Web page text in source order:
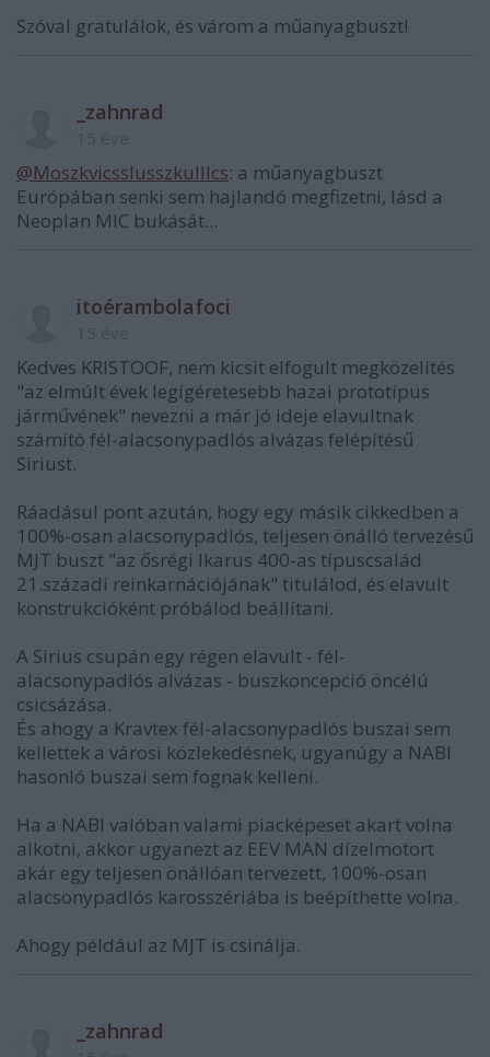
Szóval gratulálok, és várom a műanyagbuszt!
_zahnrad
@Moszkvicsslusszkulllcs: a műanyagbuszt
Európában senki sem hajlandó megfizetni, lásd a
Neoplan MIC bukását...
itoérambolafoci
Kedves KRISTOOF, nem kicsit elfogult megközelítés
"az elmúlt évek legígéretesebb hazai prototípus
járművének" nevezni a már jó ideje elavultnak
számító fél-alacsonypadlós alvázas felépítésű
Siriust.
Ráadásul pont azután, hogy egy másik cikkedben a
100%-osan alacsonypadlós, teljesen önálló tervezésű
MJT buszt "az ősrégi Ikarus 400-as típuscsalád
21.századi reinkarnációjának" titulálod, és elavult
konstrukcióként próbálod beállítani.
A Sirius csupán egy régen elavult - fél-
alacsonypadlós alvázas - buszkoncepció öncélú
csicsázása.
És ahogy a Kravtex fél-alacsonypadlós buszai sem
kellettek a városi közlekedésnek, ugyanúgy a NABI
hasonló buszai sem fognak kelleni.
Ha a NABI valóban valami piacképeset akart volna
alkotni, akkor ugyanezt az EEV MAN dízelmotort
akár egy teljesen önállóan tervezett, 100%-osan
alacsonypadlós karosszériába is beépíthette volna.
Ahogy például az MJT is csinálja.
_zahnrad